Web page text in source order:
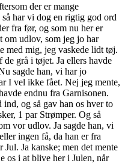
der er mange
så har vi dog en rigtig god ord
fra før, og som nu her er
om udlov, som jeg jo har
med mig, jeg vaskede lidt tøj.
de grå i tøjet. Ja ellers havde
sagde han, vi har jo
I vel ikke fået. Nej jeg mente,
endnu fra Garnisonen.
og så gav han os hver to
1 par Strømper. Og så
vor udlov. Ja sagde han, vi
ingen få, da han er fra
Ja kanske; men det mente
os i at blive her i Julen, når